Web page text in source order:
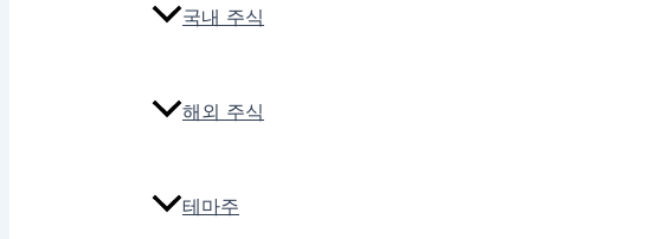
국내 주식
해외 주식
테마주